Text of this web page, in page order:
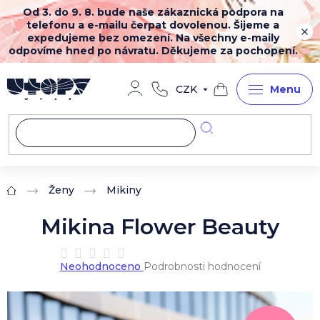
Přejít
na
obsah
Od 3. do 9. 8. bude naše zákaznická podpora na
telefonu a e-mailu čerpat dovolenou. Šijeme a
expedujeme bez omezení. Na všechny e-maily
odpovíme hned po návratu. Děkujeme za pochopení.
CZK
Nákupní
košík
Domů Ženy Mikiny
Mikina Flower Beauty
Průměrné
hodnocení
je
0,0
Neohodnoceno Podrobnosti hodnocení